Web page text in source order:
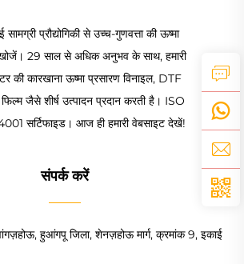
प्रौद्योगिकी से उच्च-गुणवत्ता की ऊष्मा
खोजें। 29 साल से अधिक अनुभव के साथ, हमारी
की कारखाना ऊष्मा प्रसारण विनाइल, DTF
जैसे शीर्ष उत्पादन प्रदान करती है। ISO
सर्टिफाइड। आज ही हमारी वेबसाइट देखें!
संपर्क करें
हुआंगपू जिला, शेनज़होऊ मार्ग, क्रमांक 9, इकाई